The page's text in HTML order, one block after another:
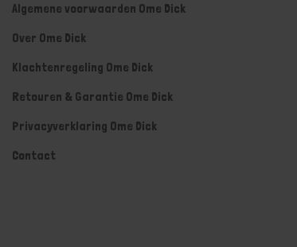
Algemene voorwaarden Ome Dick
Over Ome Dick
Klachtenregeling Ome Dick
Retouren & Garantie Ome Dick
Privacyverklaring Ome Dick
Contact